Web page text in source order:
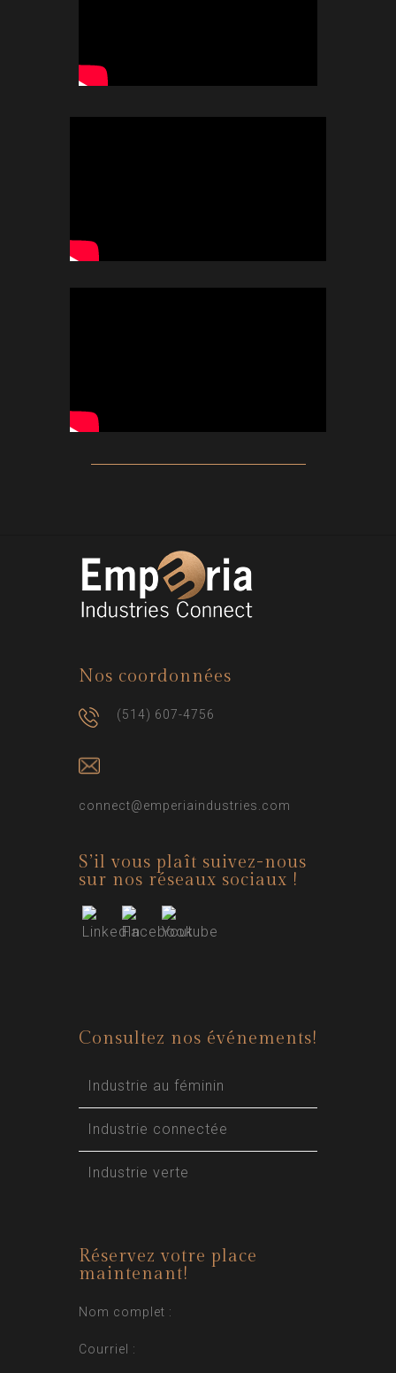
Nos coordonnées
(514) 607-4756
connect@emperiaindustries.com
S’il vous plaît suivez-nous
sur nos réseaux sociaux !
Consultez nos événements!
Industrie au féminin
Industrie connectée
Industrie verte
Réservez votre place
maintenant!
Nom complet :
Courriel :